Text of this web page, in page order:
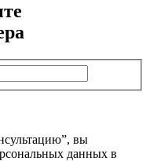
вы
данных в